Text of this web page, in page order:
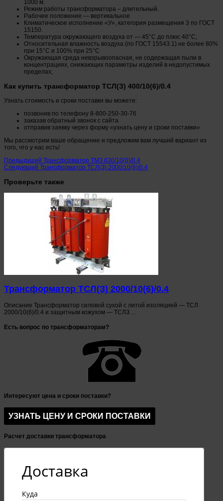
1000 м.
Режим работы трансформатора – длительный.
Рабочее положение — вертикальное
Климатическое исполнение «У», категория размещения 3 по ГОСТ
15150.
Температура окружающего воздуха от — 45°С до плюс 40°С;
Относительная влажность воздуха (по ГОСТ 15543.1) не более 80%
при 15°С и 100% при 25°С
Окружающая среда невзрывоопасная, не содержащая пыли в
концентрациях, снижающих параметры изделий в недопустимых
пределах;
Как купить трансформатор ТСЛ(З) 400/10(6)/0.4
Узнать стоимость и сроки поставки вы можете:
позвонив по телефону 8-800-250-30-76
заказав обратный звонок с сайта
отправив заявку через форму «узнать цену и сроки поставки»
Мы рассмотрим ваше обращение и предложим вам лучший вариант из
того, что у нас есть!
Предыдущий Трансформатор ТМЗ 630/10(6)/0.4
Следующий Трансформатор ТСЛ(З) 2000/10(6)/0.4
Проверьте также
Трансформатор ТСЛ(З) 2000/10(6)/0.4
Описание Трансформатор силовой сухой с литой изоляцией — ТСЛ
2000/10(6)/0.4 и защитным кожухом — ТСЛЗ …
Есть вопрос по трансформаторам?
Интересуют цена и сроки поставки?
Расчет доставки трансформатора
Доставка
Куда